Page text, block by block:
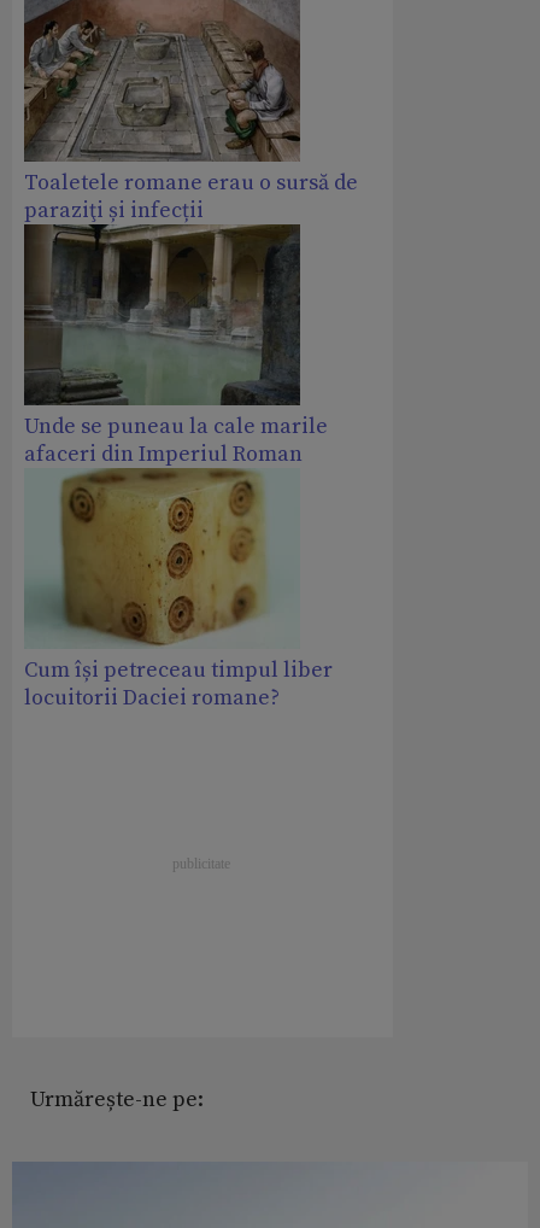
Toaletele romane erau o sursă de
paraziţi și infecții
Unde se puneau la cale marile
afaceri din Imperiul Roman
Cum își petreceau timpul liber
locuitorii Daciei romane?
Urmărește-ne pe: